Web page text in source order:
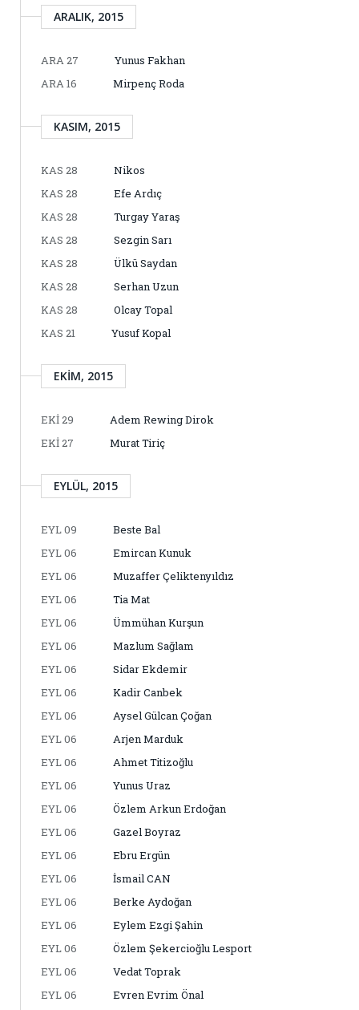
ARALIK, 2015
ARA 27
Yunus Fakhan
ARA 16
Mirpenç Roda
KASIM, 2015
KAS 28
Nikos
KAS 28
Efe Ardıç
KAS 28
Turgay Yaraş
KAS 28
Sezgin Sarı
KAS 28
Ülkü Saydan
KAS 28
Serhan Uzun
KAS 28
Olcay Topal
KAS 21
Yusuf Kopal
EKIM, 2015
EKI 29
Adem Rewing Dirok
EKI 27
Murat Tiriç
EYLÜL, 2015
EYL 09
Beste Bal
EYL 06
Emircan Kunuk
EYL 06
Muzaffer Çeliktenyıldız
EYL 06
Tia Mat
EYL 06
Ümmühan Kurşun
EYL 06
Mazlum Sağlam
EYL 06
Sidar Ekdemir
EYL 06
Kadir Canbek
EYL 06
Aysel Gülcan Çoğan
EYL 06
Arjen Marduk
EYL 06
Ahmet Titizoğlu
EYL 06
Yunus Uraz
EYL 06
Özlem Arkun Erdoğan
EYL 06
Gazel Boyraz
EYL 06
Ebru Ergün
EYL 06
İsmail CAN
EYL 06
Berke Aydoğan
EYL 06
Eylem Ezgi Şahin
EYL 06
Özlem Şekercioğlu Lesport
EYL 06
Vedat Toprak
EYL 06
Evren Evrim Önal